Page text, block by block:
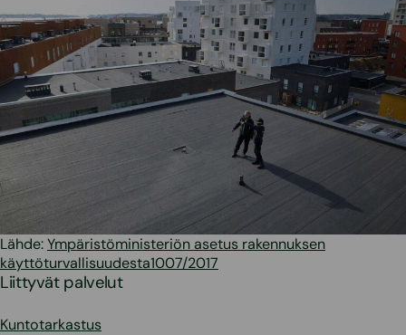
Lähde:Ympäristöministeriön asetus rakennuksen
käyttöturvallisuudesta1007/2017
Liittyvät palvelut
Kuntotarkastus